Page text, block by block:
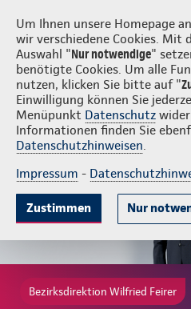
Um Ihnen unsere Homepage
wir verschiedene Cookies. Mit
Auswahl "Nur notwendige"
benötigte Cookies. Um alle
nutzen, klicken Sie bitte auf "
Einwilligung können Sie
Menüpunkt Datenschutz
Informationen finden Sie
Datenschutzhinweisen.
Impressum -
Zustimmen Nur
Wilfried Feirer
Beliebte Produkte Weitere
Bezirksdirektion Wilfried Feirer